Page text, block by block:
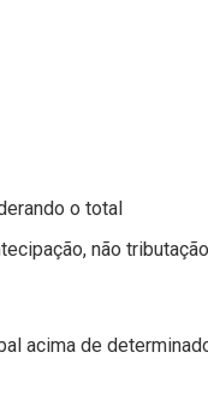
o total
não
acima de